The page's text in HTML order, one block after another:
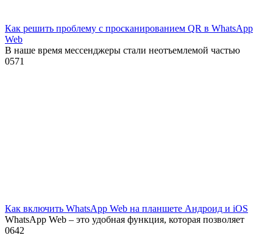
Как решить проблему с просканированием QR в WhatsApp
Web
В наше время мессенджеры стали неотъемлемой частью
0571
Как включить WhatsApp Web на планшете Андроид и iOS
WhatsApp Web – это удобная функция, которая позволяет
0642